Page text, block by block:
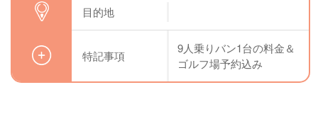
目的地
特記事項
9人乗りバン1台の料金＆
ゴルフ場予約込み